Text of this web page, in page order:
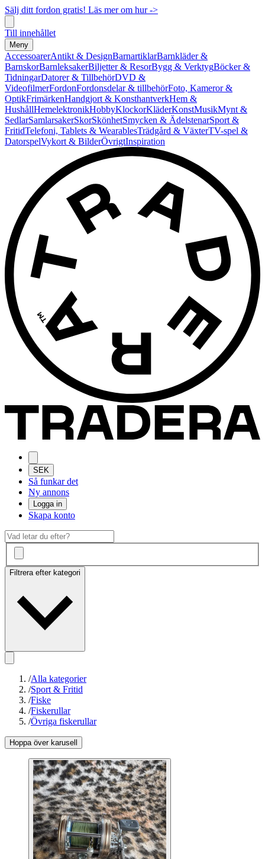
Sälj ditt fordon gratis! Läs mer om hur ->
Till innehållet
Meny
AccessoarerAntikt & DesignBarnartiklarBarnkläder &
BarnskorBarnleksakerBiljetter & ResorBygg & VerktygBöcker &
TidningarDatorer & TillbehörDVD &
VideofilmerFordonFordonsdelar & tillbehörFoto, Kameror &
OptikFrimärkenHandgjort & KonsthantverkHem &
HushållHemelektronikHobbyKlockorKläderKonstMusikMynt &
SedlarSamlarsakerSkorSkönhetSmycken & ÄdelstenarSport &
FritidTelefoni, Tablets & WearablesTrädgård & VäxterTV-spel &
DatorspelVykort & BilderÖvrigtInspiration
SEK
Så funkar det
Ny annons
Logga in
Skapa konto
Filtrera efter kategori
/Alla kategorier
/Sport & Fritid
/Fiske
/Fiskerullar
/Övriga fiskerullar
Hoppa över karusell